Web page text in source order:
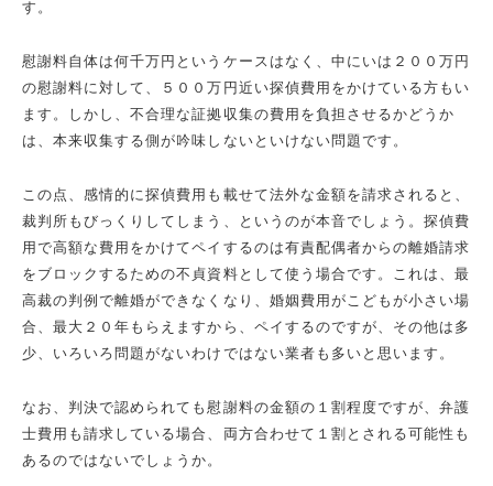
す。
慰謝料自体は何千万円というケースはなく、中にいは２００万円
の慰謝料に対して、５００万円近い探偵費用をかけている方もい
ます。しかし、不合理な証拠収集の費用を負担させるかどうか
は、本来収集する側が吟味しないといけない問題です。
この点、感情的に探偵費用も載せて法外な金額を請求されると、
裁判所もびっくりしてしまう、というのが本音でしょう。探偵費
用で高額な費用をかけてペイするのは有責配偶者からの離婚請求
をブロックするための不貞資料として使う場合です。これは、最
高裁の判例で離婚ができなくなり、婚姻費用がこどもが小さい場
合、最大２０年もらえますから、ペイするのですが、その他は多
少、いろいろ問題がないわけではない業者も多いと思います。
なお、判決で認められても慰謝料の金額の１割程度ですが、弁護
士費用も請求している場合、両方合わせて１割とされる可能性も
あるのではないでしょうか。